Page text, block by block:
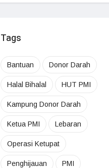
Tags
Bantuan Donor Darah
Halal Bihalal HUT PMI
Kampung Donor Darah
Ketua PMI Lebaran
Operasi Ketupat
Penghijauan PMI